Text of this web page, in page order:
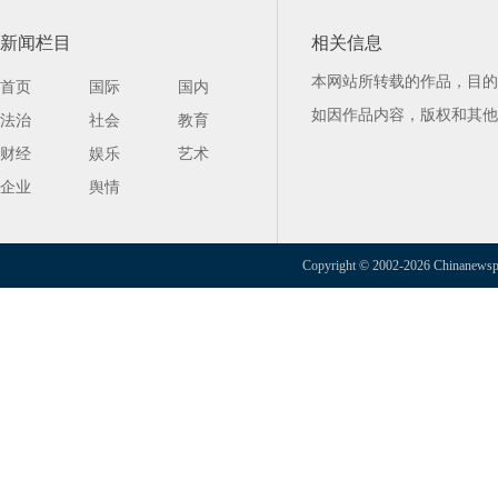
新闻栏目
首页 国际
国内
法治
社会
教育
财经
娱乐
艺术
企业
舆情
相关信息
本网站所转载的作品，目
如因作品内容，版权和其
Copyright © 2002-2026